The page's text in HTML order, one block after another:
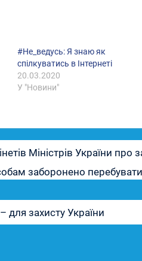
#Не_ведусь: Я знаю як
спілкуватись в Інтернеті
20.03.2020
У "Новини"
Міністрів України
заборонено
для захисту України